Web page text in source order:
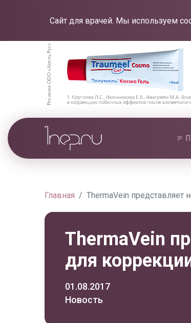
Сайт для врачей. Мы используем
Главная ThermaVein
ThermaVein
для
01.08.2017
Новость